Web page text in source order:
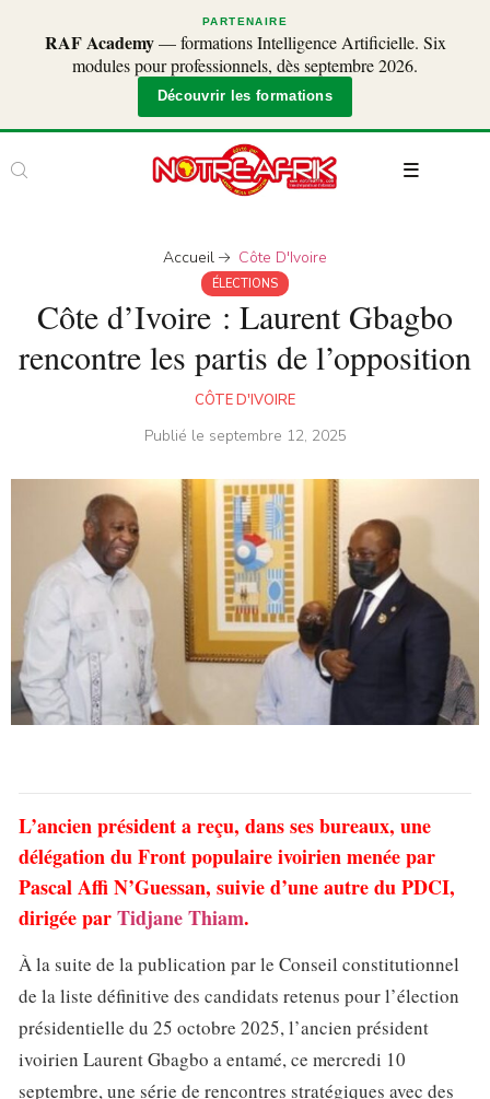
PARTENAIRE
RAF Academy— formations Intelligence Artificielle. Six
modules pour professionnels, dès septembre 2026.
Découvrir les formations
Accueil Côte D'Ivoire
ÉLECTIONS
Côte d’Ivoire : Laurent Gbagbo
rencontre les partis de l’opposition
CÔTE D'IVOIRE
Publié le septembre 12, 2025
L’ancien président a reçu, dans ses bureaux, une
délégation du Front populaire ivoirien menée par
Pascal Affi N’Guessan, suivie d’une autre du PDCI,
dirigée parTidjane Thiam.
À la suite de la publication par le Conseil constitutionnel
de la liste définitive des candidats retenus pour l’élection
présidentielle du 25 octobre 2025, l’ancien président
ivoirien Laurent Gbagbo a entamé, ce mercredi 10
septembre, une série de rencontres stratégiques avec des